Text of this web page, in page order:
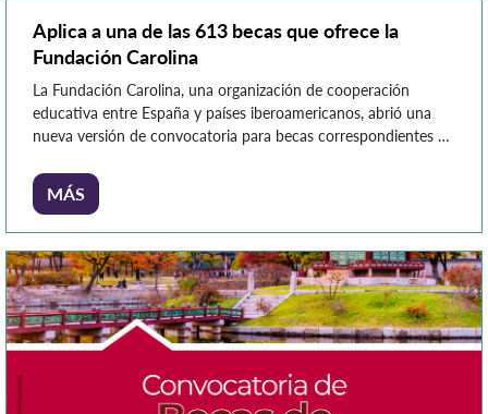
Aplica a una de las 613 becas que ofrece la
Fundación Carolina
La Fundación Carolina, una organización de cooperación
educativa entre España y países iberoamericanos, abrió una
nueva versión de convocatoria para becas correspondientes al
ofertan 613 becas en todas las áreas del conocimiento,
clasificadas así: 242 becas de posgrado 100 becas de
MÁS